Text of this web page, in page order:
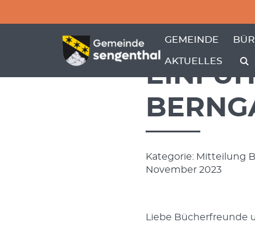
GEMEINDE
ZEIGE MENÜ-
AKTUELLES
Kategorie: Mitteilung
November 2023
Liebe Bücherfreunde